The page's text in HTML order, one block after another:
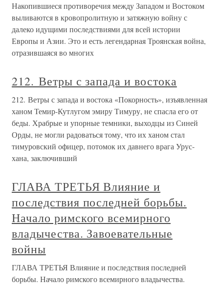
Накопившиеся противоречия между Западом и Востоком
выливаются в кровопролитную и затяжную войну с
далеко идущими последствиями для всей истории
Европы и Азии. Это и есть легендарная Троянская война,
отразившаяся во многих
212. Ветры с запада и востока
212. Ветры с запада и востока «Покорность», изъявленная
ханом Темир-Кутлугом эмиру Тимуру, не спасла его от
беды. Храбрые и упорные темники, выходцы из Синей
Орды, не могли радоваться тому, что их ханом стал
тимуровский офицер, потомок их давнего врага Урус-
хана, заключивший
ГЛАВА ТРЕТЬЯ Влияние и
последствия последней борьбы.
Начало римского всемирного
владычества. Завоевательные
войны
ГЛАВА ТРЕТЬЯ Влияние и последствия последней
борьбы. Начало римского всемирного владычества.